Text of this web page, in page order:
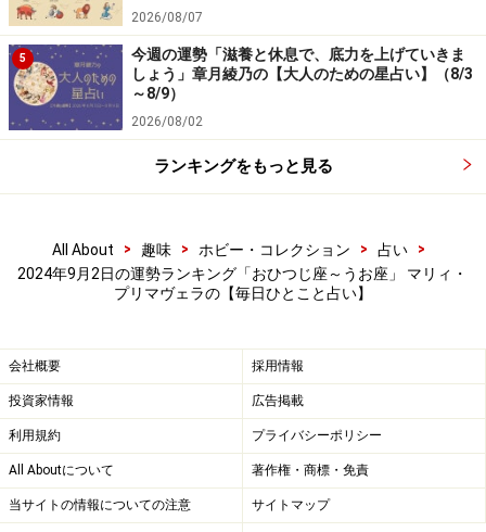
2024年9月2日の運勢「ふたご座」
情報通を目指すと幸運到来。雑誌、テレビを要チェッ
ク！
＞【2024年下半期の運勢】を見る
4位：てんびん座／天秤座（9月23日～10月
23日生まれ）
2024年9月2日の運勢「てんびん座」
下調べの吉日。レジャーは入場料や宿泊代もチェックし
て。
2026/08/07
5
今週の運勢「滋養と休息で、底力を上げていきま
しょう」章月綾乃の【大人のための星占い】（8/3
～8/9）
2026/08/02
ランキングをもっと見る
All About > 趣味 > ホビー・コレクション > 占い
>
2024年9月2日の運勢ランキング「おひつじ座～うお座」 マリィ・
プリマヴェラの【毎日ひとこと占い】
会社概要 採用情報
投資家情報 広告掲載
利用規約 プライバシーポリシー
All Aboutについて 著作権・商標・免責
当サイトの情報についての注意 サイトマップ